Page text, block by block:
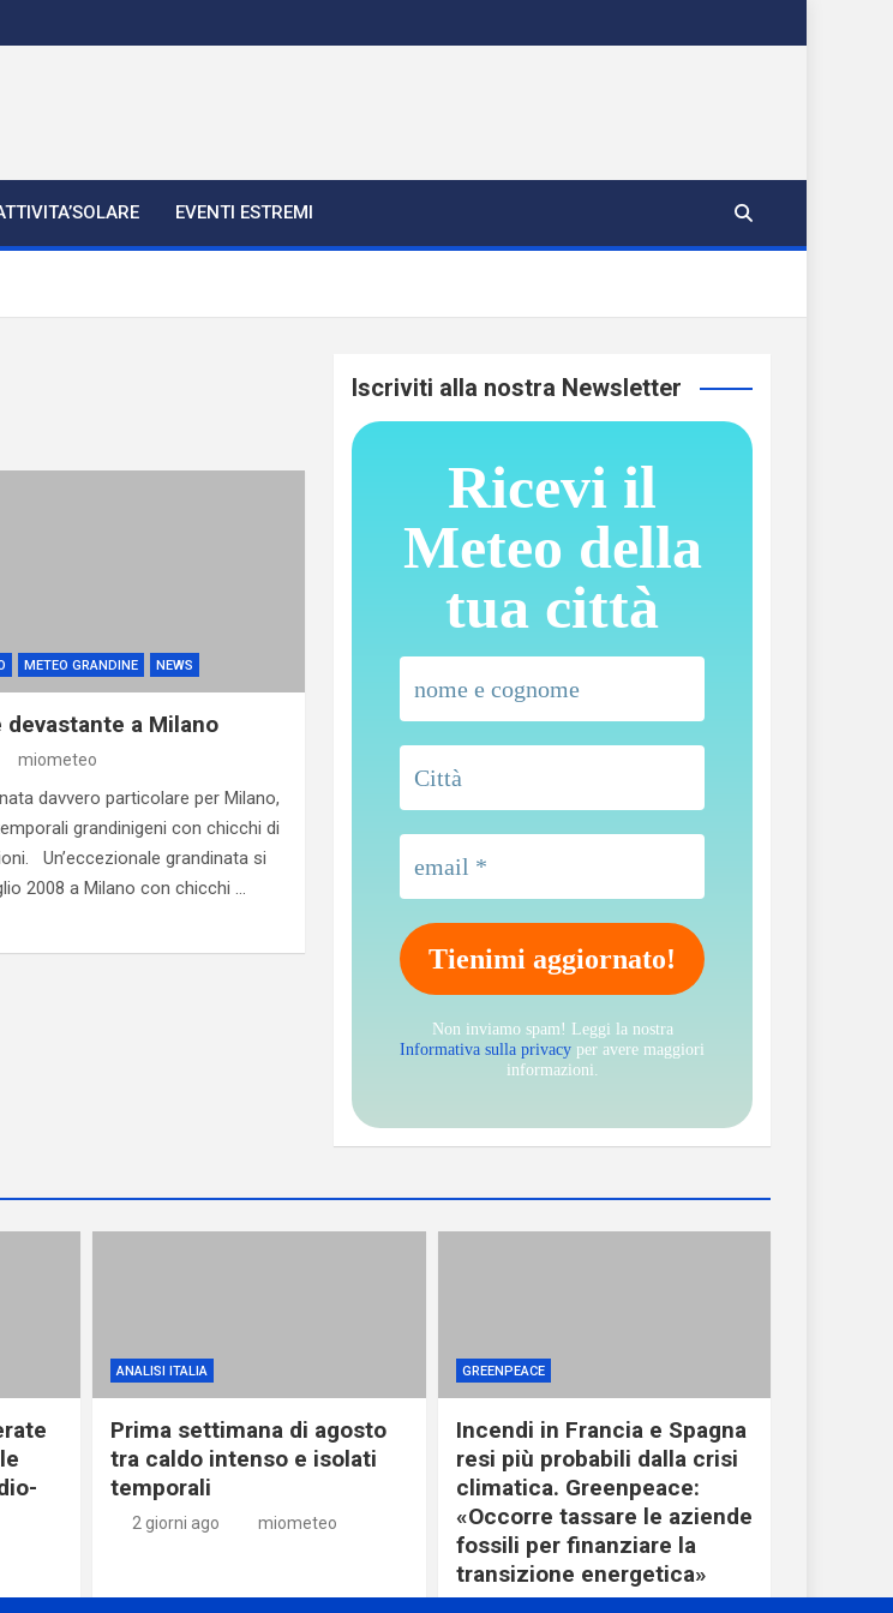
EVENTI ESTREMI
METEO GRANDINE NEWS
devastante a Milano
miometeo
davvero particolare per Milano,
grandinigeni con chicchi di
Un’eccezionale grandinata si
2008 a Milano con chicchi …
Iscriviti alla nostra Newsletter
Ricevi il
Meteo della
tua città
Non inviamo spam! Leggi la nostra
Informativa sulla privacy per avere maggiori
informazioni.
ANALISI ITALIA
Prima settimana di agosto
tra caldo intenso e isolati
temporali
2 giorni ago miometeo
GREENPEACE
Incendi in Francia e Spagna
resi più probabili dalla crisi
climatica. Greenpeace:
«Occorre tassare le aziende
fossili per finanziare la
transizione energetica»